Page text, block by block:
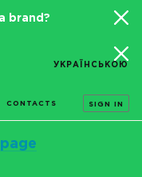
brand?
CONTACTS SIGN IN
УКРАЇНСЬКОЮ